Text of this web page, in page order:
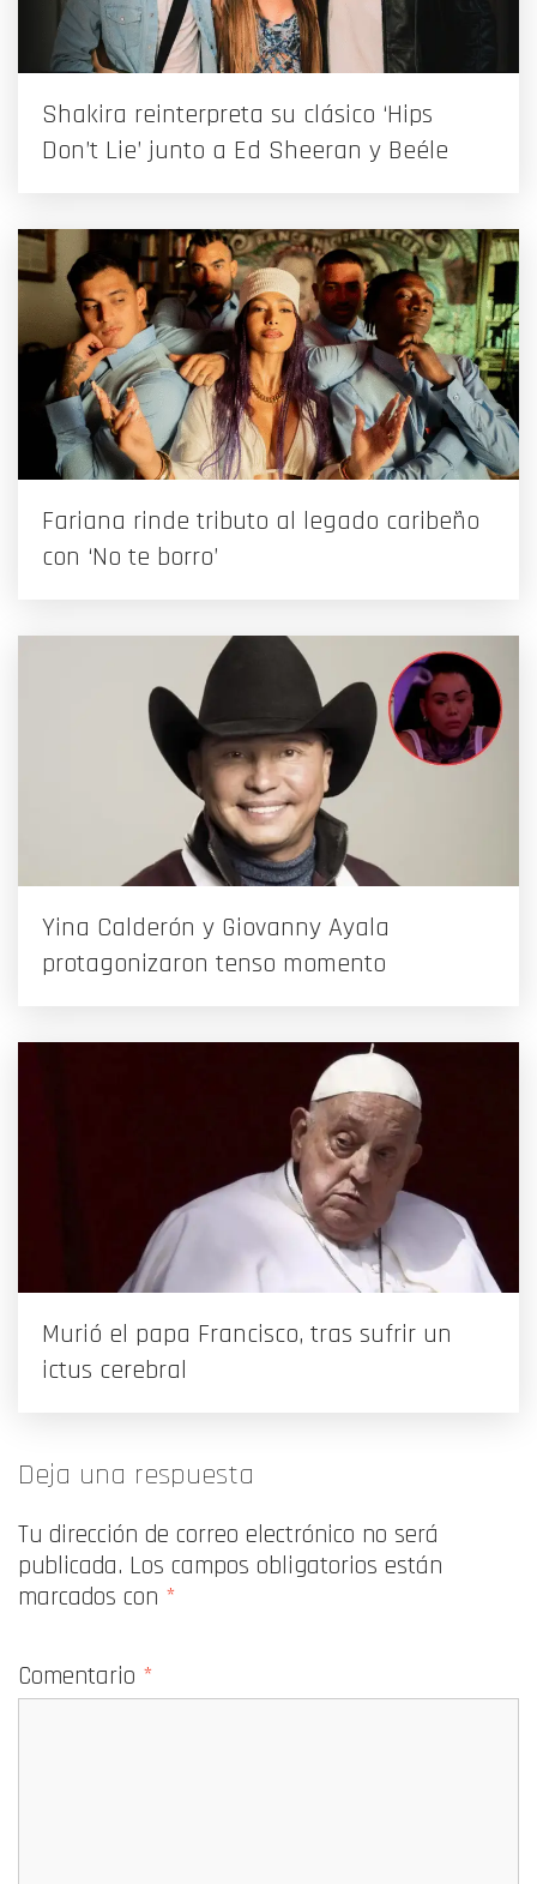
Shakira reinterpreta su clásico ‘Hips
Don’t Lie’ junto a Ed Sheeran y Beéle
Fariana rinde tributo al legado caribeño
con ‘No te borro’
Yina Calderón y Giovanny Ayala
protagonizaron tenso momento
Murió el papa Francisco, tras sufrir un
ictus cerebral
Deja una respuesta
Tu dirección de correo electrónico no será
publicada. Los campos obligatorios están
marcados con *
Comentario *